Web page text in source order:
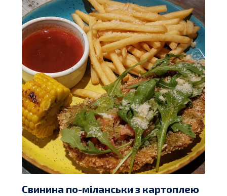
Свинина по-міланськи з картоплею